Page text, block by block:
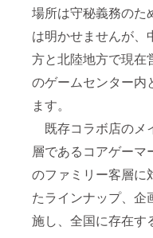
場所は守秘義務のた
は明かせませんが、
方と北陸地方で現在
のゲームセンター内
ます。
既存コラボ店のメ
層であるコアゲーマ
のファミリー客層に
たラインナップ、企
施し、全国に存在す